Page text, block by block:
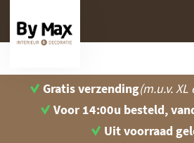
Gratis verzending(m.u.v.
Voor 14:00u besteld,
Uit voorraad